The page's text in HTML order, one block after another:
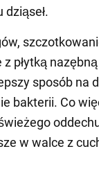
płytką
sposób na
bakterii. Co
w walce z